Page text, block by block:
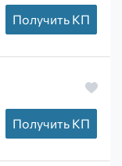
Получить КП
Получить КП